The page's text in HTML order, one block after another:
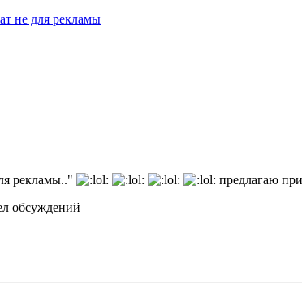
не для рекламы
рекламы.."
предлагаю
обсуждений